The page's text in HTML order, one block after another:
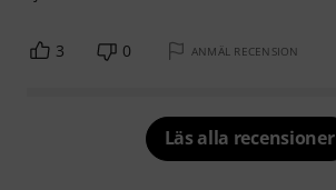
3 0 ANMÄL RECENSION
Läs alla recensioner